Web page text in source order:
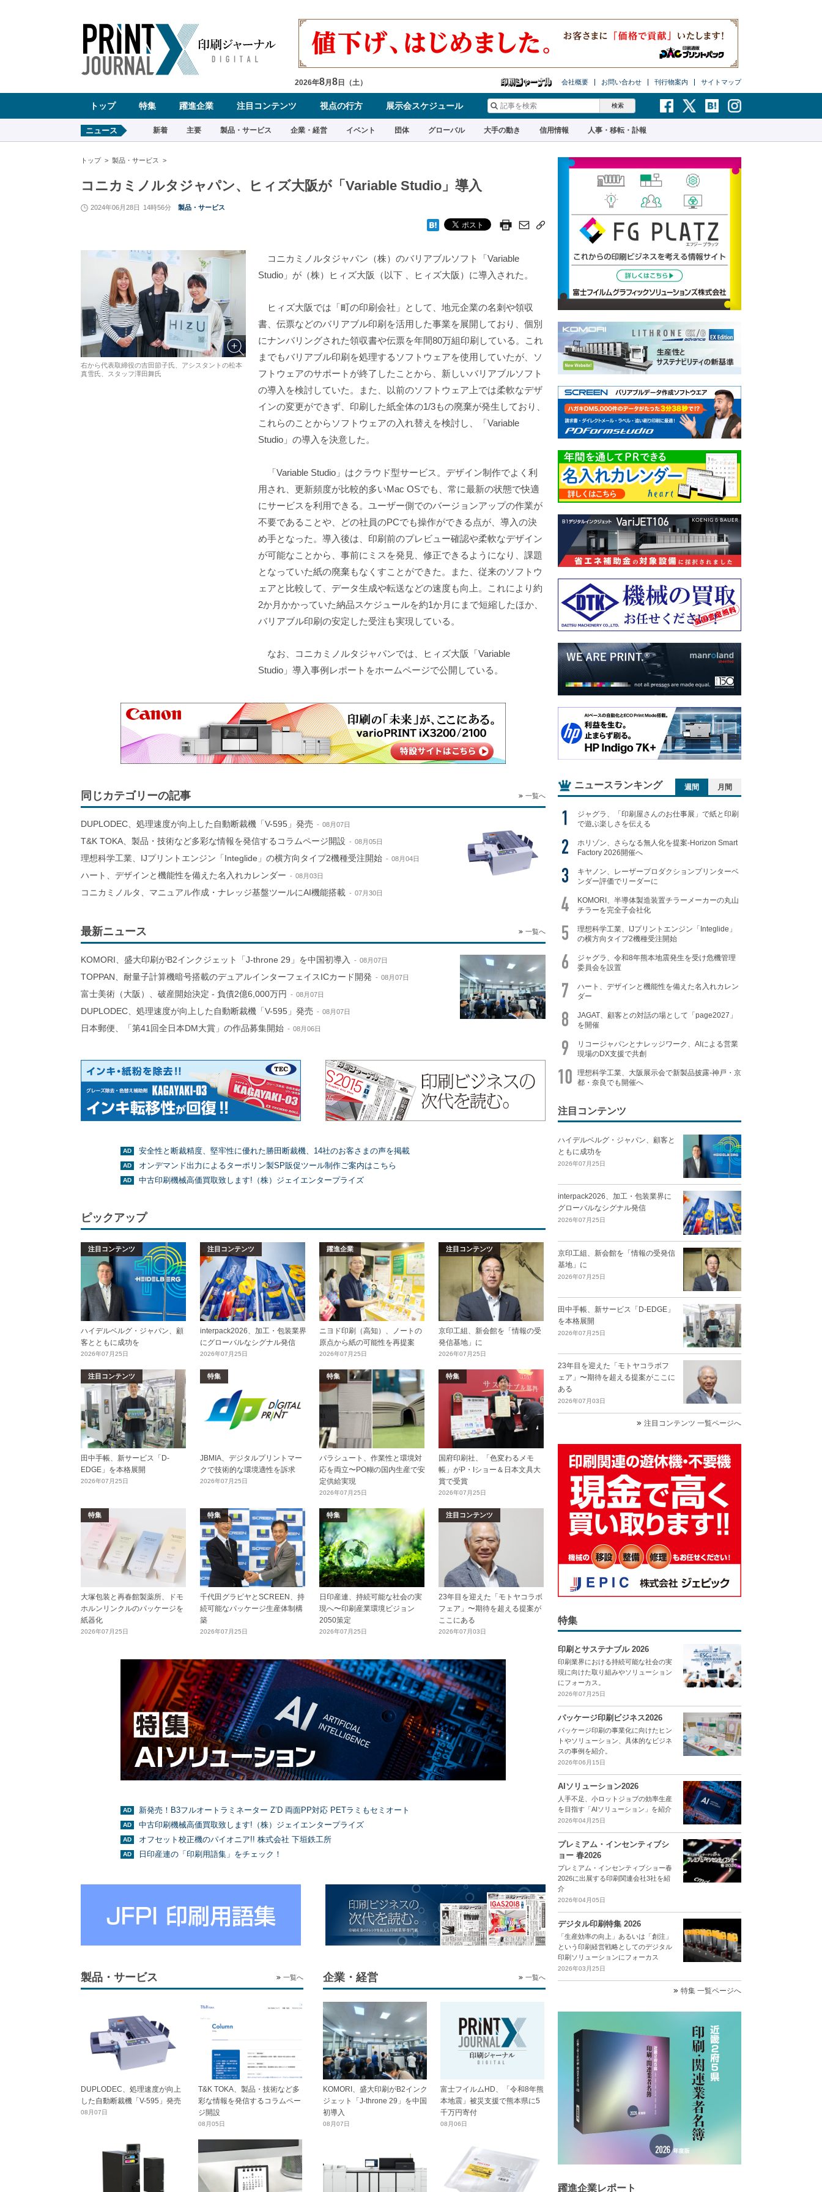
ア
ゲ
ン
2026年8月 8 日（土） 会社概要 お問い合わせ 刊行物案内 サイトマップ
トップ 特集 躍進企業 注目コンテンツ 視点の行方 展示会スケジュール
ニュース 新着 主要 製品・サービス 企業・経営 イベント 団体 グローバル 大手の動き 信用情報 人事・移転・訃報
トップ 製品・サービス
コニカミノルタジャパン、ヒィズ大阪が「Variable Studio」導入
2024年06月28日 14時56分 製品・サービス
右から代表取締役の吉田節子氏、アシスタントの松本
真雪氏、スタッフ澤田舞氏
コニカミノルタジャパン（株）のバリアブルソフト「Variable
Studio」が（株）ヒィズ大阪（以下 、ヒィズ大阪）に導入された。
ヒィズ大阪では「町の印刷会社」として、地元企業の名刺や領収
書、伝票などのバリアブル印刷を活用した事業を展開しており、個別
にナンバリングされた領収書や伝票を年間80万組印刷している。これ
までもバリアブル印刷を処理するソフトウェアを使用していたが、ソ
フトウェアのサポートが終了したことから、新しいバリアブルソフト
の導入を検討していた。また、以前のソフトウェア上では柔軟なデザ
インの変更ができず、印刷した紙全体の1/3もの廃棄が発生しており、
これらのことからソフトウェアの入れ替えを検討し、「Variable
Studio」の導入を決意した。
「Variable Studio」はクラウド型サービス。デザイン制作でよく利
用され、更新頻度が比較的多いMac OSでも、常に最新の状態で快適
にサービスを利用できる。ユーザー側でのバージョンアップの作業が
不要であることや、どの社員のPCでも操作ができる点が、導入の決
め手となった。導入後は、印刷前のプレビュー確認や柔軟なデザイン
が可能なことから、事前にミスを発見、修正できるようになり、課題
となっていた紙の廃棄もなくすことができた。また、従来のソフトウ
ェアと比較して、データ生成や転送などの速度も向上。これにより約
2か月かかっていた納品スケジュールを約1か月にまで短縮したほか、
バリアブル印刷の安定した受注も実現している。
なお、コニカミノルタジャパンでは、ヒィズ大阪「Variable
Studio」導入事例レポートをホームページで公開している。
同じカテゴリーの記事 一覧へ
DUPLODEC、処理速度が向上した自動断裁機「V-595」発売 08月07日
T&K TOKA、製品・技術など多彩な情報を発信するコラムページ開設 08月05日
理想科学工業、IJプリントエンジン「Integlide」の横方向タイプ2機種受注開始 08月04日
ハート、デザインと機能性を備えた名入れカレンダー 08月03日
コニカミノルタ、マニュアル作成・ナレッジ基盤ツールにAI機能搭載 07月30日
最新ニュース 一覧へ
KOMORI、盛大印刷がB2インクジェット「J-throne 29」を中国初導入 08月07日
TOPPAN、耐量子計算機暗号搭載のデュアルインターフェイスICカード開発 08月07日
富士美術（大阪）、破産開始決定 - 負債2億6,000万円 08月07日
DUPLODEC、処理速度が向上した自動断裁機「V-595」発売 08月07日
日本郵便、「第41回全日本DM大賞」の作品募集開始 08月06日
安全性と断裁精度、堅牢性に優れた勝田断裁機、14社のお客さまの声を掲載
オンデマンド出力によるターポリン製SP販促ツール制作ご案内はこちら
中古印刷機械高価買取致します!（株）ジェイエンタープライズ
ピックアップ
注目コンテンツ
ハイデルベルグ・ジャパン、顧
客とともに成功を
2026年07月25日
注目コンテンツ
interpack2026、加工・包装業界
にグローバルなシグナル発信
2026年07月25日
躍進企業
ニヨド印刷（高知）、ノートの
原点から紙の可能性を再提案
2026年07月25日
注目コンテンツ
京印工組、新会館を「情報の受
発信基地」に
2026年07月25日
注目コンテンツ
田中手帳、新サービス「D-
EDGE」を本格展開
2026年07月25日
特集
JBMIA、デジタルプリントマー
クで技術的な環境適性を訴求
2026年07月25日
特集
パラシュート、作業性と環境対
応を両立〜PO糊の国内生産で安
定供給実現
2026年07月25日
特集
国府印刷社、「色変わるメモ
帳」がP・Iショー＆日本文具大
賞で受賞
2026年07月25日
特集
大塚包装と再春館製薬所、ドモ
ホルンリンクルのパッケージを
紙器化
2026年07月25日
特集
千代田グラビヤとSCREEN、持
続可能なパッケージ生産体制構
築
2026年07月25日
特集
日印産連、持続可能な社会の実
現へ〜印刷産業環境ビジョン
2050策定
2026年07月25日
注目コンテンツ
23年目を迎えた「モトヤコラボ
フェア」〜期待を超える提案が
ここにある
2026年07月03日
新発売！B3フルオートラミネーター Z’D 両面PP対応 PETラミもセミオート
中古印刷機械高価買取致します!（株）ジェイエンタープライズ
オフセット校正機のパイオニア!! 株式会社 下垣鉄工所
日印産連の「印刷用語集」をチェック！
製品・サービス 一覧へ
DUPLODEC、処理速度が向上
した自動断裁機「V-595」発売
08月07日
T&K TOKA、製品・技術など多
彩な情報を発信するコラムペー
ジ開設
08月05日
企業・経営 一覧へ
KOMORI、盛大印刷がB2インク
ジェット「J-throne 29」を中国
初導入
08月07日
富士フイルムHD、「令和8年熊
本地震」被災支援で熊本県に5
千万円寄付
08月06日
ニュースランキング 週間 月間
ジャグラ、「印刷屋さんのお仕事展」で紙と印刷
で遊ぶ楽しさを伝える
ホリゾン、さらなる無人化を提案-Horizon Smart
Factory 2026開催へ
キヤノン、レーザープロダクションプリンターベ
ンダー評価でリーダーに
KOMORI、半導体製造装置チラーメーカーの丸山
チラーを完全子会社化
理想科学工業、IJプリントエンジン「Integlide」
の横方向タイプ2機種受注開始
ジャグラ、令和8年熊本地震発生を受け危機管理
委員会を設置
ハート、デザインと機能性を備えた名入れカレン
ダー
JAGAT、顧客との対話の場として「page2027」
を開催
リコージャパンとナレッジワーク、AIによる営業
現場のDX支援で共創
理想科学工業、大阪展示会で新製品披露-神戸・京
都・奈良でも開催へ
注目コンテンツ
ハイデルベルグ・ジャパン、顧客と
ともに成功を
2026年07月25日
interpack2026、加工・包装業界に
グローバルなシグナル発信
2026年07月25日
京印工組、新会館を「情報の受発信
基地」に
2026年07月25日
田中手帳、新サービス「D-EDGE」
を本格展開
2026年07月25日
23年目を迎えた「モトヤコラボフ
ェア」〜期待を超える提案がここに
ある
2026年07月03日
注目コンテンツ 一覧ページへ
特集
印刷とサステナブル 2026
印刷業界における持続可能な社会の実
現に向けた取り組みやソリューション
にフォーカス。
2026年07月25日
パッケージ印刷ビジネス2026
パッケージ印刷の事業化に向けたヒン
トやソリューション、具体的なビジネ
スの事例を紹介。
2026年06月15日
AIソリューション2026
人手不足、小ロットジョブの効率生産
を目指す「AIソリューション」を紹介
2026年04月25日
プレミアム・インセンティブシ
ョー 春2026
プレミアム・インセンティブショー春
2026に出展する印刷関連会社3社を紹
介
2026年04月05日
デジタル印刷特集 2026
「生産効率の向上」あるいは「創注」
という印刷経営戦略としてのデジタル
印刷ソリューションにフォーカス
2026年03月25日
特集 一覧ページへ
躍進企業レポート